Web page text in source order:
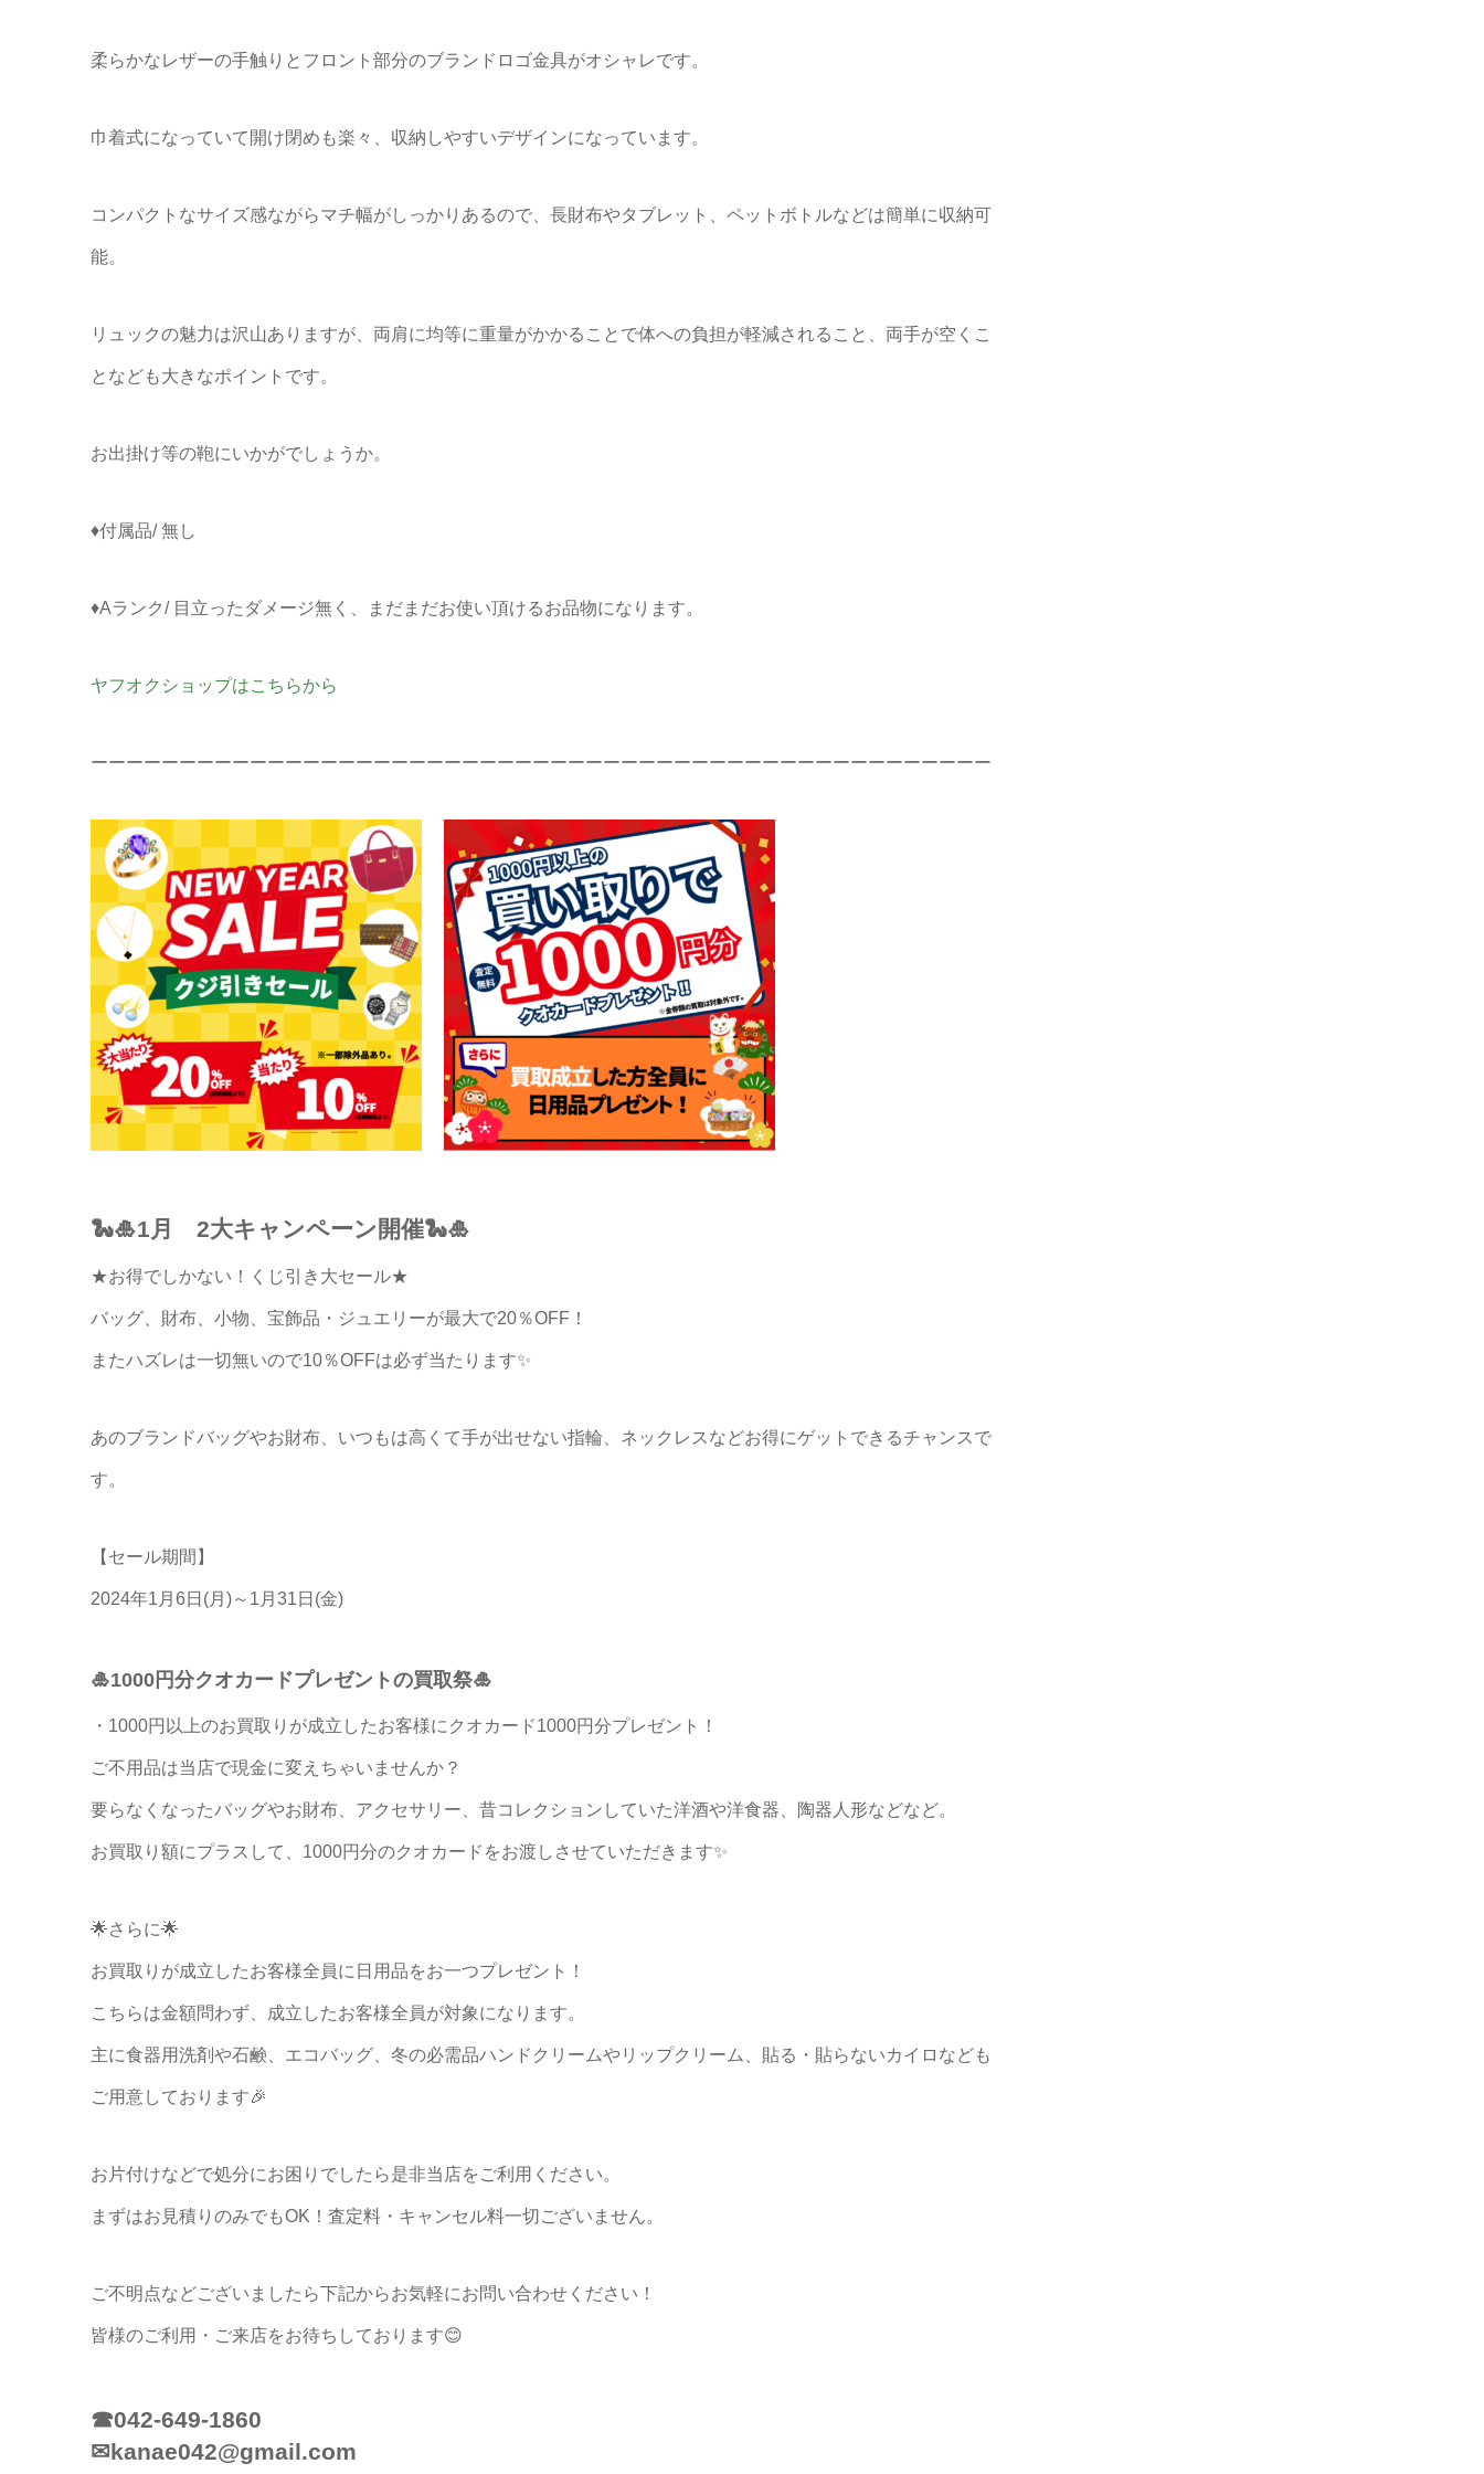
柔らかなレザーの手触りとフロント部分のブランドロゴ金具がオシャレです。
巾着式になっていて開け閉めも楽々、収納しやすいデザインになっています。
コンパクトなサイズ感ながらマチ幅がしっかりあるので、長財布やタブレット、ペットボトルなどは簡単に収納可
能。
リュックの魅力は沢山ありますが、両肩に均等に重量がかかることで体への負担が軽減されること、両手が空くこ
となども大きなポイントです。
お出掛け等の鞄にいかがでしょうか。
♦付属品/ 無し
♦Aランク/ 目立ったダメージ無く、まだまだお使い頂けるお品物になります。
ヤフオクショップはこちらから
ーーーーーーーーーーーーーーーーーーーーーーーーーーーーーーーーーーーーーーーーーーーーーーーーーーー
🐍🎍1月 2大キャンペーン開催🐍🎍
★お得でしかない！くじ引き大セール★
バッグ、財布、小物、宝飾品・ジュエリーが最大で20％OFF！
またハズレは一切無いので10％OFFは必ず当たります✨
あのブランドバッグやお財布、いつもは高くて手が出せない指輪、ネックレスなどお得にゲットできるチャンスで
す。
【セール期間】
2024年1月6日(月)～1月31日(金)
🎍1000円分クオカードプレゼントの買取祭🎍
・1000円以上のお買取りが成立したお客様にクオカード1000円分プレゼント！
ご不用品は当店で現金に変えちゃいませんか？
要らなくなったバッグやお財布、アクセサリー、昔コレクションしていた洋酒や洋食器、陶器人形などなど。
お買取り額にプラスして、1000円分のクオカードをお渡しさせていただきます✨
🌟さらに🌟
お買取りが成立したお客様全員に日用品をお一つプレゼント！
こちらは金額問わず、成立したお客様全員が対象になります。
主に食器用洗剤や石鹸、エコバッグ、冬の必需品ハンドクリームやリップクリーム、貼る・貼らないカイロなども
ご用意しております🎉
お片付けなどで処分にお困りでしたら是非当店をご利用ください。
まずはお見積りのみでもOK！査定料・キャンセル料一切ございません。
ご不明点などございましたら下記からお気軽にお問い合わせください！
皆様のご利用・ご来店をお待ちしております😊
☎042-649-1860
✉kanae042@gmail.com